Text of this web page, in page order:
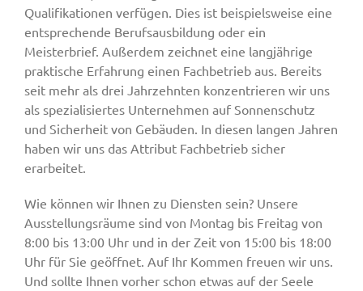
Qualifikationen verfügen. Dies ist beispielsweise eine
entsprechende Berufsausbildung oder ein
Meisterbrief. Außerdem zeichnet eine langjährige
praktische Erfahrung einen Fachbetrieb aus. Bereits
seit mehr als drei Jahrzehnten konzentrieren wir uns
als spezialisiertes Unternehmen auf Sonnenschutz
und Sicherheit von Gebäuden. In diesen langen Jahren
haben wir uns das Attribut Fachbetrieb sicher
erarbeitet.
Wie können wir Ihnen zu Diensten sein? Unsere
Ausstellungsräume sind von Montag bis Freitag von
8:00 bis 13:00 Uhr und in der Zeit von 15:00 bis 18:00
Uhr für Sie geöffnet. Auf Ihr Kommen freuen wir uns.
Und sollte Ihnen vorher schon etwas auf der Seele